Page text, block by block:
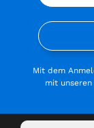
Mit dem
mit unseren